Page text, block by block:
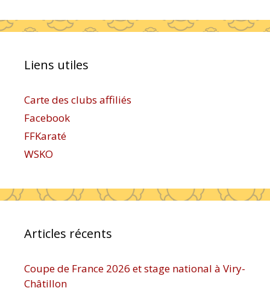
Liens utiles
Carte des clubs affiliés
Facebook
FFKaraté
WSKO
Articles récents
Coupe de France 2026 et stage national à Viry-
Châtillon